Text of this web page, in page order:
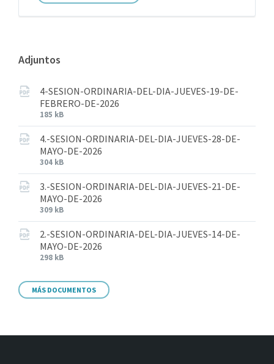
Adjuntos
4-SESION-ORDINARIA-DEL-DIA-JUEVES-19-DE-
FEBRERO-DE-2026
185 kB
4.-SESION-ORDINARIA-DEL-DIA-JUEVES-28-DE-
MAYO-DE-2026
304 kB
3.-SESION-ORDINARIA-DEL-DIA-JUEVES-21-DE-
MAYO-DE-2026
309 kB
2.-SESION-ORDINARIA-DEL-DIA-JUEVES-14-DE-
MAYO-DE-2026
298 kB
MÁS DOCUMENTOS